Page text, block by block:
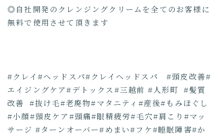
◎自社開発のクレンジングクリームを全てのお客様に
無料で使用させて頂きます
#クレイ#ヘッドスパ#クレイヘッドスパ #頭皮改善#
エイジングケア#デトックス#三越前 #人形町 #髪質
改善 #抜け毛#老廃物#マタニティ#産後#もみほぐし
#小顔#頭皮ケア#頭痛#眼精疲労#毛穴#肩こり#マッ
サージ #ターンオーバー#めまい#フケ#睡眠障害#か